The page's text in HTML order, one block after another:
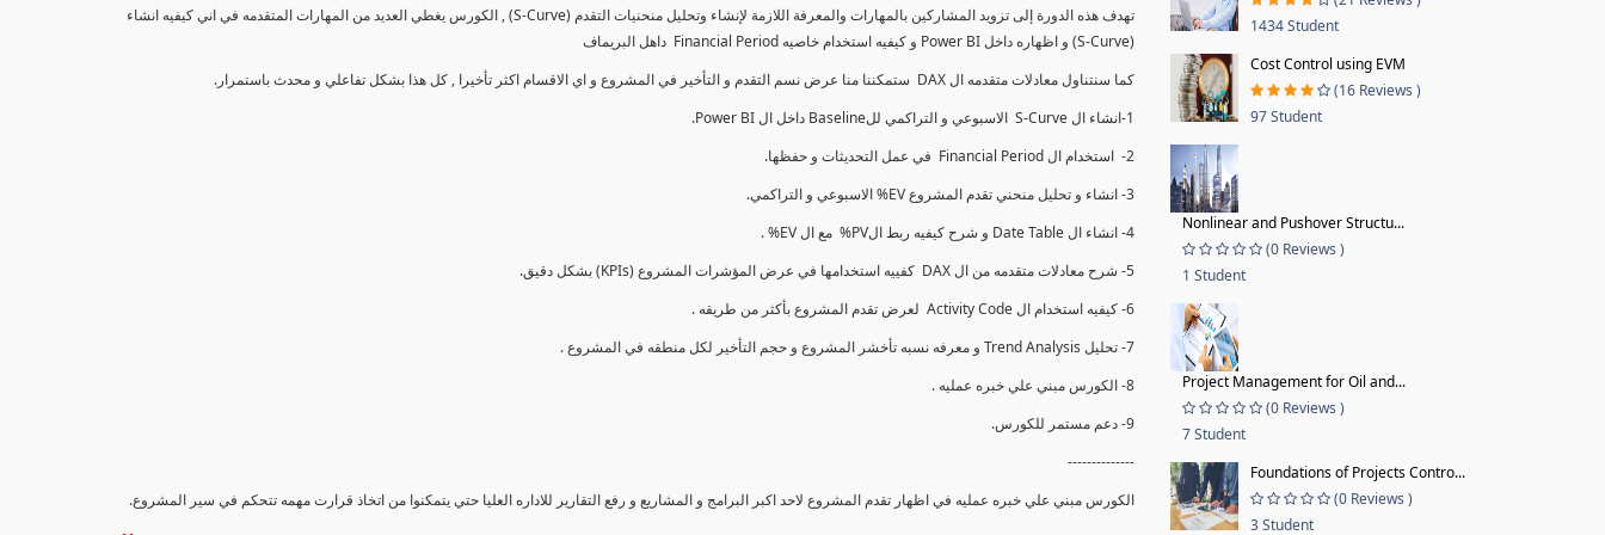
تهدف هذه الدورة إلى تزويد المشاركين بالمهارات والمعرفة اللازمة لإنشاء وتحليل منحنيات التقدم (S-Curve) , الكورس يغطي العديد من المهارات المتقدمه في اني كيفيه انشاء
(S-Curve) و اظهاره داخل Power BI و كيفيه استخدام خاصيه Financial Period داهل البريماف
كما سنتناول معادلات متقدمه ال DAX ستمكننا منا عرض نسم التقدم و التأخير في المشروع و اي الاقسام اكثر تأخيرا , كل هذا بشكل تفاعلي و محدث باستمرار.
1-انشاء ال S-Curve الاسبوعي و التراكمي للBaseline داخل ال Power BI.
2- استخدام ال Financial Period في عمل التحديثات و حفظها.
3- انشاء و تحليل منحني تقدم المشروع EV% الاسبوعي و التراكمي.
4- انشاء ال Date Table و شرح كيفيه ربط الPV% مع ال EV% .
5- شرح معادلات متقدمه من ال DAX كفييه استخدامها في عرض المؤشرات المشروع (KPIs) بشكل دقيق.
6- كيفيه استخدام ال Activity Code لعرض تقدم المشروع بأكثر من طريقه .
7- تحليل Trend Analysis و معرفه نسبه تأخشر المشروع و حجم التأخير لكل منطقه في المشروع .
8- الكورس مبني علي خبره عمليه .
9- دعم مستمر للكورس.
--------------
الكورس مبني علي خبره عمليه في اظهار تقدم المشروع لاحد اكبر البرامج و المشاريع و رفع التقارير للاداره العليا حتي يتمكنوا من اتخاذ قرارت مهمه تتحكم في سير المشروع.
1434 Student
Cost Control using EVM
(16 Reviews )
97 Student
Nonlinear and Pushover Structu...
(0 Reviews )
1 Student
Project Management for Oil and...
(0 Reviews )
7 Student
Foundations of Projects Contro...
(0 Reviews )
3 Student